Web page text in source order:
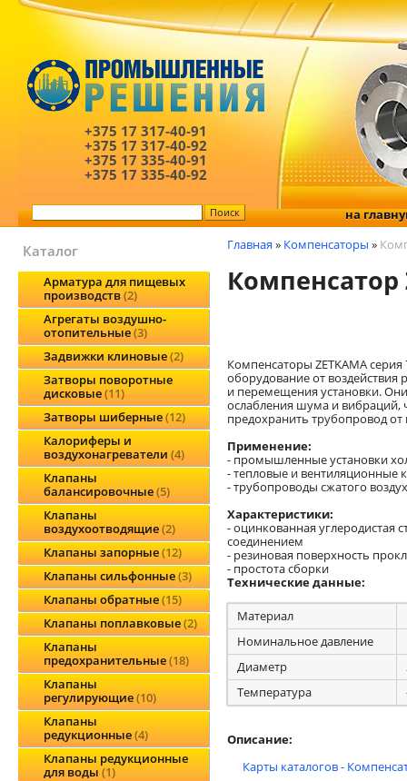
+375 17 317-40-91
+375 17 317-40-92
+375 17 335-40-91
+375 17 335-40-92
на
Каталог
Арматура для пищевых
производств 2
Агрегаты воздушно-
отопительные 3
Задвижки клиновые 2
Затворы поворотные
дисковые 11
Затворы шиберные 12
Калориферы и
воздухонагреватели 4
Клапаны
балансировочные 5
Клапаны
воздухоотводящие 2
Клапаны запорные 12
Клапаны сильфонные 3
Клапаны обратные 15
Клапаны поплавковые 2
Клапаны
предохранительные 18
Клапаны
регулирующие 10
Клапаны
редукционные 4
Клапаны редукционные
для воды 1
Главная » Компенсаторы »
Компенсатор
Компенсаторы ZETKAMA
оборудование от воздействия
и перемещения установки.
ослабления шума и вибраций,
предохранить трубопровод от
Применение:
- промышленные установки
- тепловые и вентиляционные
- трубопроводы сжатого
Характеристики:
- оцинкованная углеродистая
соединением
- резиновая поверхность
- простота сборки
Технические данные:
Материал
Номинальное давление
Диаметр
Температура
Описание:
Карты каталогов -